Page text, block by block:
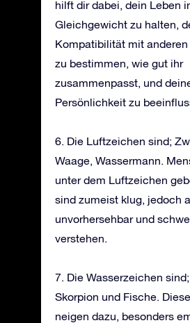
hilft dir dabei, dein Leben
Gleichgewicht zu halten,
Kompatibilität mit
zu bestimmen, wie gut ihr
zusammenpasst, und
Persönlichkeit zu
6. Die Luftzeichen sind;
Waage, Wassermann.
unter dem Luftzeichen
sind zumeist klug, jedoch
unvorhersehbar und
verstehen.
7. Die Wasserzeichen
Skorpion und Fische.
neigen dazu, besonders